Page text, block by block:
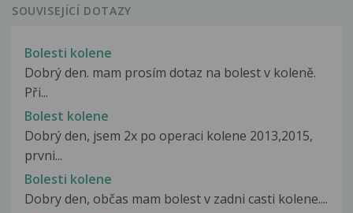
SOUVISEJÍCÍ DOTAZY
Bolesti kolene
Dobrý den. mam prosím dotaz na bolest v koleně.
Při...
Bolest kolene
Dobrý den, jsem 2x po operaci kolene 2013,2015,
prvni...
Bolesti kolene
Dobry den, občas mam bolest v zadni casti kolene....